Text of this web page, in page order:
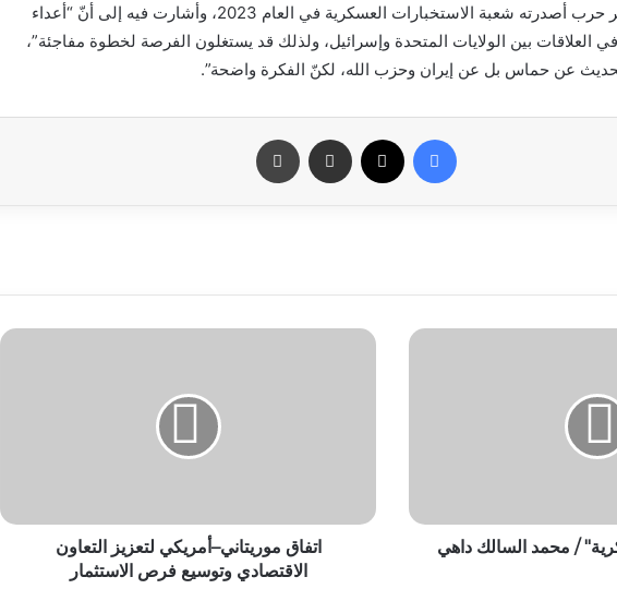
كما ذكّرت الصحيفة بتحذير حرب أصدرته شعبة الاستخبارات العسكرية في العام 2023، وأشارت فيه إلى أنّ “أعداء
بين الولايات المتحدة وإسرائيل، ولذلك قد يستغلون الفرصة لخطوة مفاجئة”،
عن حماس بل عن إيران وحزب الله، لكنّ الفكرة واضحة”.
فيسبوك مشاركة عبر البريد
/ محمد السالك داهي
اتفاق موريتاني–أمريكي لتعزيز التعاون
الاقتصادي وتوسيع فرص الاستثمار